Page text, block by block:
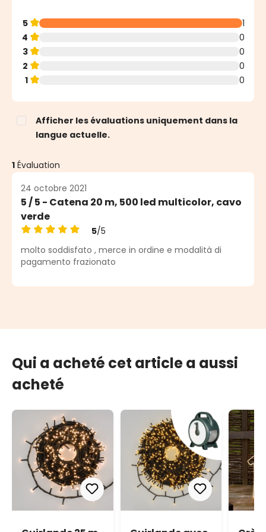
5
1
4
0
3
0
2
0
1
0
Afficher les évaluations uniquement dans la
langue actuelle.
1 Évaluation
24 octobre 2021
5 / 5 - Catena 20 m, 500 led multicolor, cavo
verde
Note moyenne de 5 sur 5 étoiles
5/5
molto soddisfato , merce in ordine e modalità di
pagamento frazionato
Qui a acheté cet article a aussi
acheté